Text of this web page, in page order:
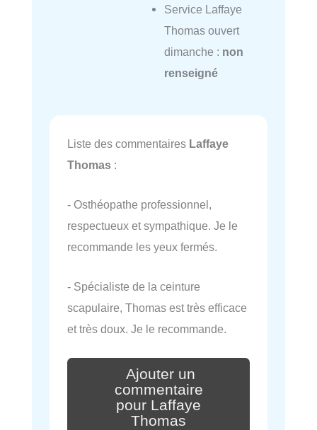
Service Laffaye
Thomas ouvert
dimanche : non
renseigné
Liste des commentaires Laffaye
Thomas :
- Osthéopathe professionnel,
respectueux et sympathique. Je le
recommande les yeux fermés.
- Spécialiste de la ceinture
scapulaire, Thomas est très efficace
et très doux. Je le recommande.
Ajouter un
commentaire
pour Laffaye
Thomas